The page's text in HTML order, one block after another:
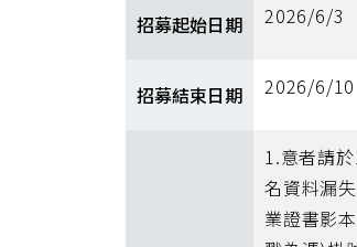
招募起始日期 2026/6/3
招募結束日期 2026/6/10
1.意者請
名資料漏
業證書影